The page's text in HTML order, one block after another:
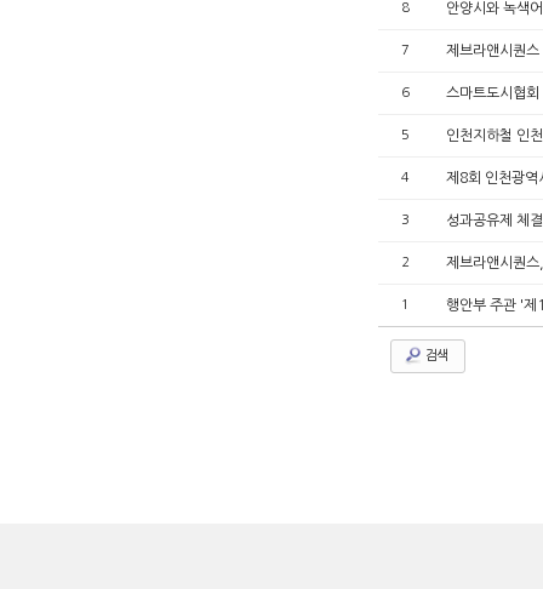
8 안양시와 녹색
7 제브라앤시퀀
6 스마트도시협
5 인천지하철 인
4 제8회 인천광역
3 성과공유제 체
2 제브라앤시퀀
1 행안부 주관 '제
검색